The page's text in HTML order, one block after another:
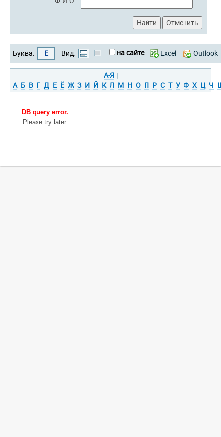
Буква: Е Вид: на сайте Excel Outlook
А-Я |
А Б В Г Д Е Ё Ж З И Й К Л М Н О П Р С Т У Ф Х Ц Ч
DB query error.
Please try later.